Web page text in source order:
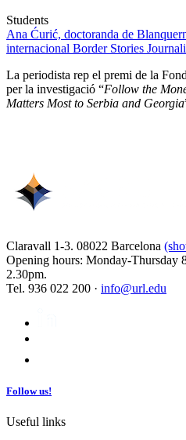
Students
Ana Ćurić, doctoranda de
internacional Border Stories
La periodista rep el premi de la
per la investigació “Follow the
Matters Most to Serbia and Georgia
Claravall 1-3. 08022 Barcelona
Opening hours: Monday-Thursday
2.30pm.
Tel. 936 022 200 · info@url.edu
Follow us!
Useful links